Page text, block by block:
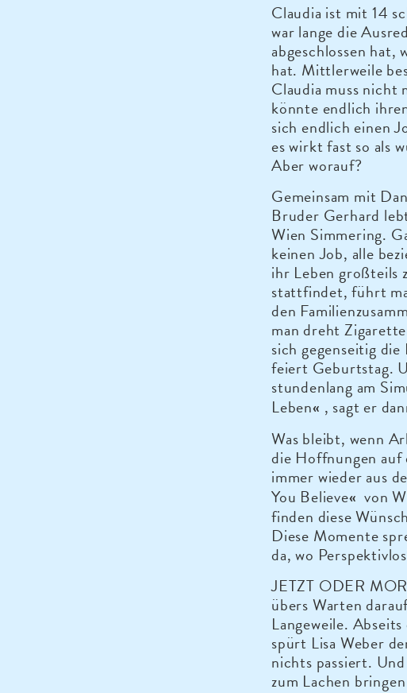
Claudia ist mit 14
war lange die
abgeschlossen hat,
hat. Mittlerweile
Claudia muss nicht
könnte endlich
sich endlich einen
es wirkt fast so als
Aber worauf?
Gemeinsam mit
Bruder Gerhard
Wien Simmering.
keinen Job, alle
ihr Leben großteils
stattfindet, führt
den
man dreht
sich gegenseitig
feiert Geburtstag.
stundenlang am
Leben« , sagt er
Was bleibt, wenn
die Hoffnungen auf
immer wieder aus
You Believe« von
finden diese
Diese Momente
da, wo
JETZT ODER
übers Warten
Langeweile.
spürt Lisa Weber
nichts passiert.
zum Lachen